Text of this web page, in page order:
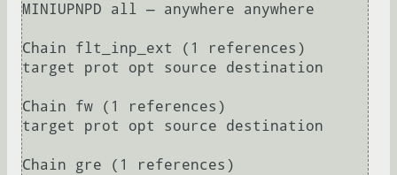
MINIUPNPD all — anywhere anywhere
Chain flt_inp_ext (1 references)
target prot opt source destination
Chain fw (1 references)
target prot opt source destination
Chain gre (1 references)